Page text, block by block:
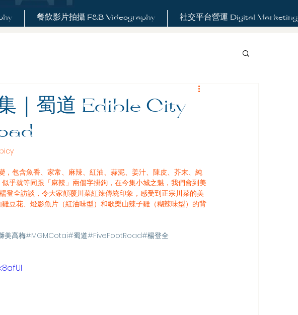
餐飲影片拍攝 F&B Videography 社交平台營運 Digital Marketing
｜蜀道 Edible City
，包含魚香、家常、麻辣、紅油、蒜泥、姜汁、陳皮、芥末、純
乎就等同跟「麻辣」兩個字掛鉤，在今集小城之魅，我們會到美
全訪談，令大家顛覆川菜紅辣傳統印象，感受到正宗川菜的美
豆花、燈影魚片（紅油味型）和歌樂山辣子雞（糊辣味型）的背
美高梅#MGMCotai#蜀道#FiveFootRoad#楊登全